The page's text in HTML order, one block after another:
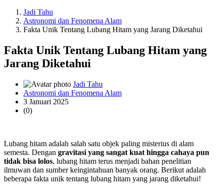
Jadi Tahu
Astronomi dan Fenomena Alam
Fakta Unik Tentang Lubang Hitam yang Jarang Diketahui
Fakta Unik Tentang Lubang Hitam yang
Jarang Diketahui
Jadi Tahu
Astronomi dan Fenomena Alam
3 Januari 2025
(0)
Lubang hitam adalah salah satu objek paling misterius di alam
semesta. Dengan gravitasi yang sangat kuat hingga cahaya pun
tidak bisa lolos, lubang hitam terus menjadi bahan penelitian
ilmuwan dan sumber keingintahuan banyak orang. Berikut adalah
beberapa fakta unik tentang lubang hitam yang jarang diketahui!